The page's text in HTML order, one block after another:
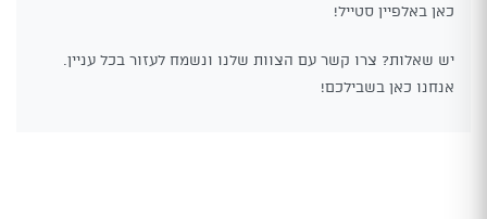
כאן באלפיין סטייל!
יש שאלות? צרו קשר עם הצוות שלנו ונשמח לעזור בכל עניין.
אנחנו כאן בשבילכם!